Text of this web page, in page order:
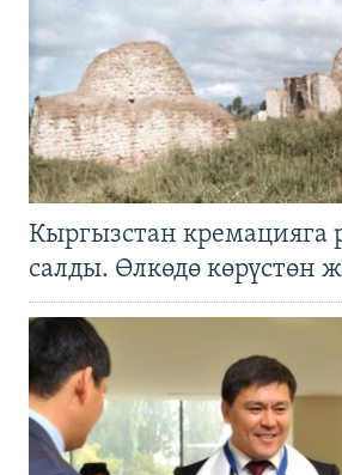
Кыргызстан
салды. Өлкөдө көрүстөн